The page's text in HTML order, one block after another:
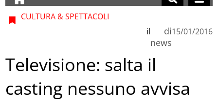
CULTURA & SPETTACOLI
di
news
il 15/01/2016
Televisione: salta il
casting nessuno avvisa